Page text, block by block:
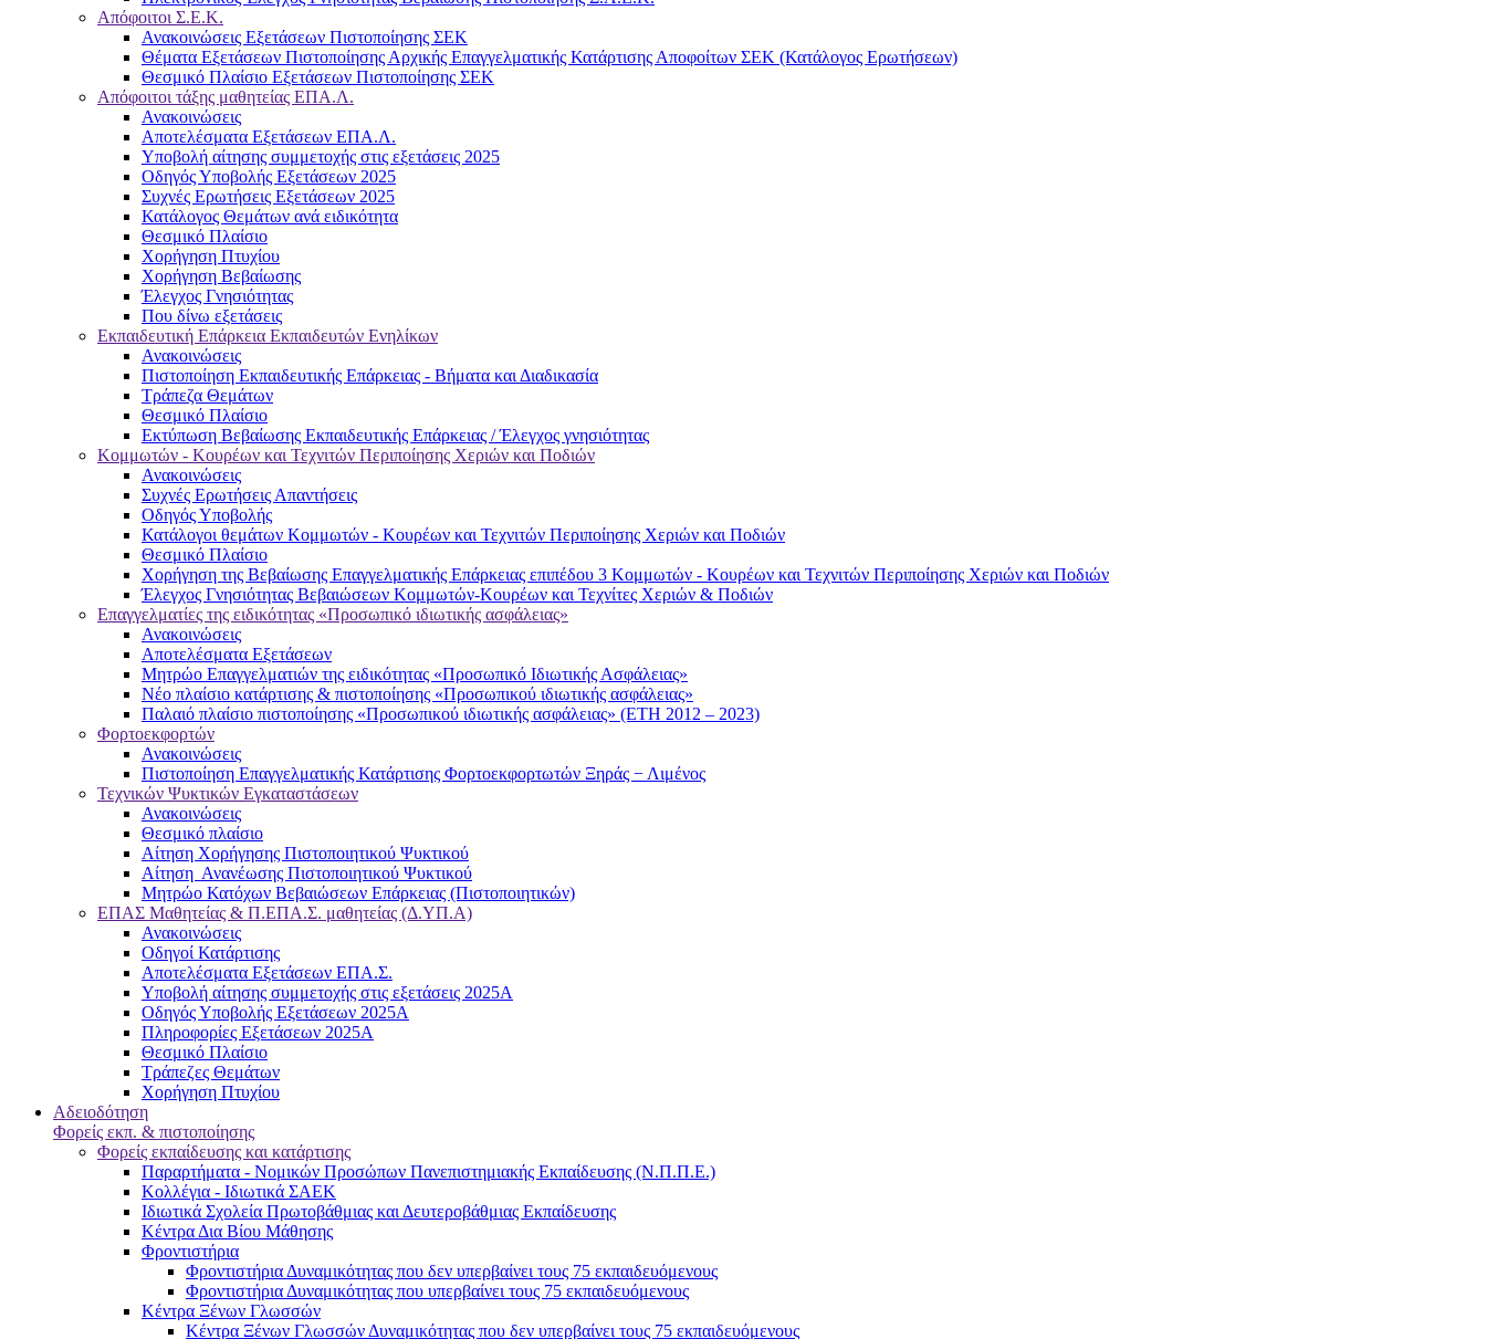
Απόφοιτοι Σ.Ε.Κ.
Ανακοινώσεις Εξετάσεων Πιστοποίησης ΣΕΚ
Θέματα Εξετάσεων Πιστοποίησης Αρχικής Επαγγελματικής Κατάρτισης Αποφοίτων ΣΕΚ (Κατάλογος Ερωτήσεων)
Θεσμικό Πλαίσιο Εξετάσεων Πιστοποίησης ΣΕΚ
Απόφοιτοι τάξης μαθητείας ΕΠΑ.Λ.
Ανακοινώσεις
Αποτελέσματα Εξετάσεων ΕΠΑ.Λ.
Υποβολή αίτησης συμμετοχής στις εξετάσεις 2025
Οδηγός Υποβολής Εξετάσεων 2025
Συχνές Ερωτήσεις Εξετάσεων 2025
Κατάλογος Θεμάτων ανά ειδικότητα
Θεσμικό Πλαίσιο
Χορήγηση Πτυχίου
Χορήγηση Βεβαίωσης
Έλεγχος Γνησιότητας
Που δίνω εξετάσεις
Εκπαιδευτική Επάρκεια Εκπαιδευτών Ενηλίκων
Ανακοινώσεις
Πιστοποίηση Εκπαιδευτικής Επάρκειας - Βήματα και Διαδικασία
Τράπεζα Θεμάτων
Θεσμικό Πλαίσιο
Εκτύπωση Βεβαίωσης Εκπαιδευτικής Επάρκειας / Έλεγχος γνησιότητας
Κομμωτών - Κουρέων και Τεχνιτών Περιποίησης Χεριών και Ποδιών
Ανακοινώσεις
Συχνές Ερωτήσεις Απαντήσεις
Οδηγός Υποβολής
Κατάλογοι θεμάτων Κομμωτών - Κουρέων και Τεχνιτών Περιποίησης Χεριών και Ποδιών
Θεσμικό Πλαίσιο
Χορήγηση της Βεβαίωσης Επαγγελματικής Επάρκειας επιπέδου 3 Κομμωτών - Κουρέων και Τεχνιτών Περιποίησης Χεριών και Ποδιών
Έλεγχος Γνησιότητας Βεβαιώσεων Κομμωτών-Κουρέων και Τεχνίτες Χεριών & Ποδιών
Επαγγελματίες της ειδικότητας «Προσωπικό ιδιωτικής ασφάλειας»
Ανακοινώσεις
Αποτελέσματα Εξετάσεων
Μητρώο Επαγγελματιών της ειδικότητας «Προσωπικό Ιδιωτικής Ασφάλειας»
Νέο πλαίσιο κατάρτισης & πιστοποίησης «Προσωπικού ιδιωτικής ασφάλειας»
Παλαιό πλαίσιο πιστοποίησης «Προσωπικού ιδιωτικής ασφάλειας» (ΕΤΗ 2012 – 2023)
Φορτοεκφορτών
Ανακοινώσεις
Πιστοποίηση Επαγγελματικής Κατάρτισης Φορτοεκφορτωτών Ξηράς − Λιμένος
Τεχνικών Ψυκτικών Εγκαταστάσεων
Ανακοινώσεις
Θεσμικό πλαίσιο
Αίτηση Χορήγησης Πιστοποιητικού Ψυκτικού
Αίτηση Ανανέωσης Πιστοποιητικού Ψυκτικού
Μητρώο Κατόχων Βεβαιώσεων Επάρκειας (Πιστοποιητικών)
ΕΠΑΣ Μαθητείας & Π.ΕΠΑ.Σ. μαθητείας (Δ.ΥΠ.Α)
Ανακοινώσεις
Oδηγοί Κατάρτισης
Αποτελέσματα Εξετάσεων ΕΠΑ.Σ.
Υποβολή αίτησης συμμετοχής στις εξετάσεις 2025Α
Οδηγός Υποβολής Εξετάσεων 2025A
Πληροφορίες Εξετάσεων 2025Α
Θεσμικό Πλαίσιο
Τράπεζες Θεμάτων
Χορήγηση Πτυχίου
Αδειοδότηση
Φορείς εκπ. & πιστοποίησης
Φορείς εκπαίδευσης και κατάρτισης
Παραρτήματα - Νομικών Προσώπων Πανεπιστημιακής Εκπαίδευσης (Ν.Π.Π.Ε.)
Κολλέγια - Ιδιωτικά ΣΑΕΚ
Ιδιωτικά Σχολεία Πρωτοβάθμιας και Δευτεροβάθμιας Εκπαίδευσης
Κέντρα Δια Βίου Μάθησης
Φροντιστήρια
Φροντιστήρια Δυναμικότητας που δεν υπερβαίνει τους 75 εκπαιδευόμενους
Φροντιστήρια Δυναμικότητας που υπερβαίνει τους 75 εκπαιδευόμενους
Κέντρα Ξένων Γλωσσών
Kέντρα Ξένων Γλωσσών Δυναμικότητας που δεν υπερβαίνει τους 75 εκπαιδευόμενους